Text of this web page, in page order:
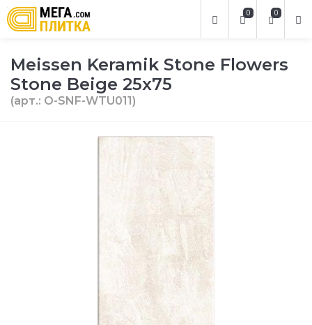
0
0
Meissen Keramik Stone Flowers
Stone Beige 25х75
(арт.: O-SNF-WTU011)